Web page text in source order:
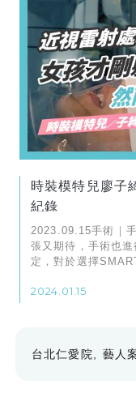
時裝模特兒廖子
紀錄
2023.09.15手術｜
張又期待，手術也
定，對於選擇
2024.01.15
台北仁愛院 藝人